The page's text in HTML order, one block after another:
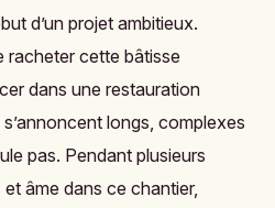
d’un projet ambitieux.
racheter cette bâtisse
dans une restauration
longs, complexes
pas. Pendant plusieurs
âme dans ce chantier,